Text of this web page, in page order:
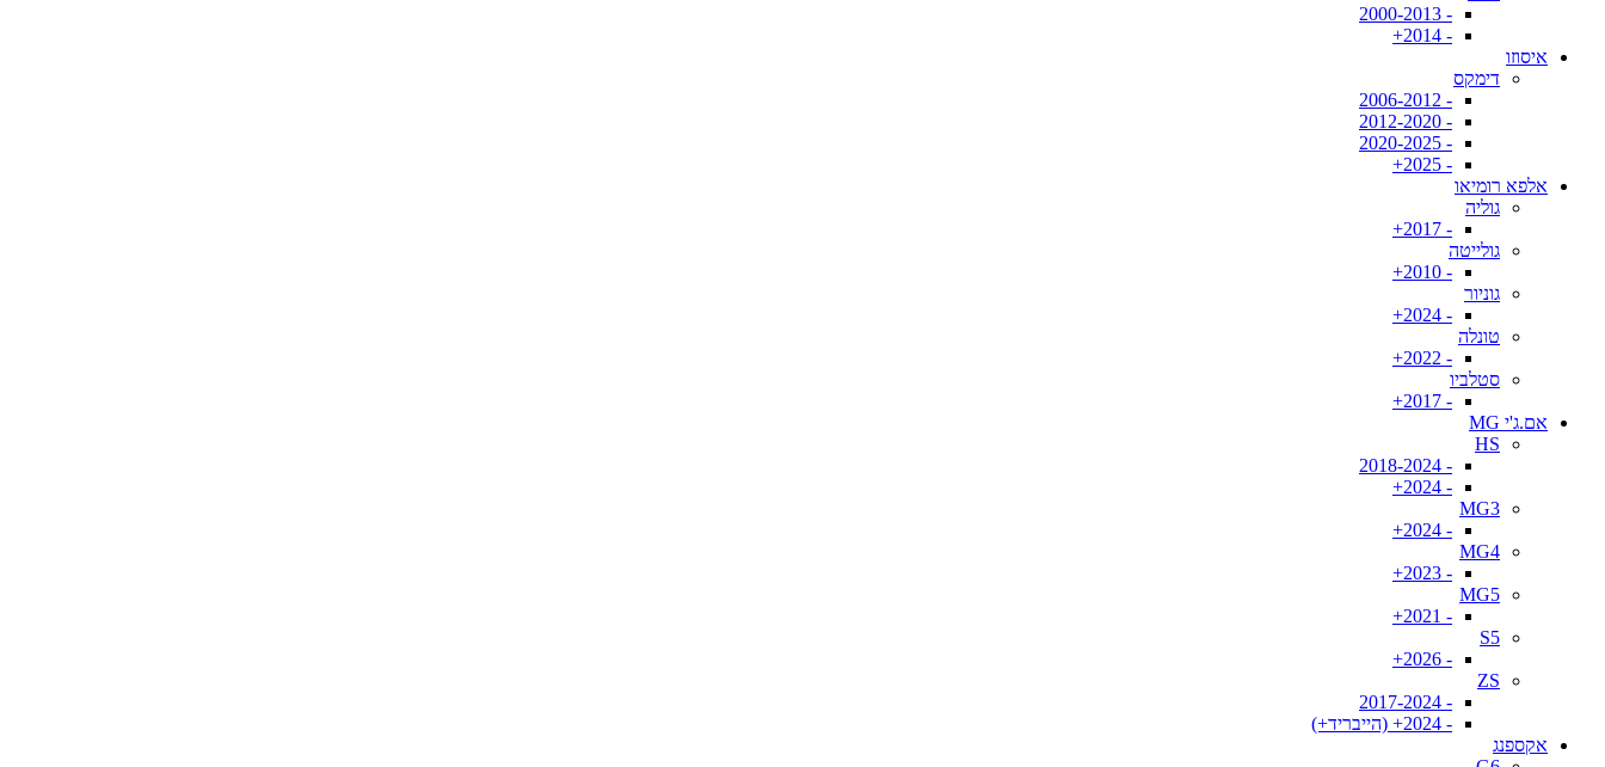
- 2000-2013
- 2014+
איסוזו
דימקס
- 2006-2012
- 2012-2020
- 2020-2025
- 2025+
אלפא רומיאו
גוליה
- 2017+
גולייטה
- 2010+
גוניור
- 2024+
טונלה
- 2022+
סטלביו
- 2017+
אם.ג'י MG
HS
- 2018-2024
- 2024+
MG3
- 2024+
MG4
- 2023+
MG5
- 2021+
S5
- 2026+
ZS
- 2017-2024
- 2024+ (הייבריד+)
אקספנג